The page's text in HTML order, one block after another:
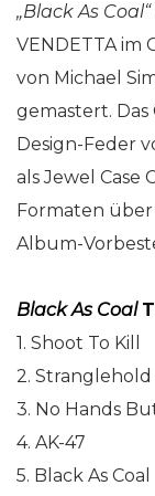
„Black As Coal“
VENDETTA im
von Michael
gemastert.
Design-Feder
als Jewel Case
Formaten über
Album-
Black As Coal
1. Shoot To Kill
2.
3. No Hands
4. AK-47
5. Black As Coal